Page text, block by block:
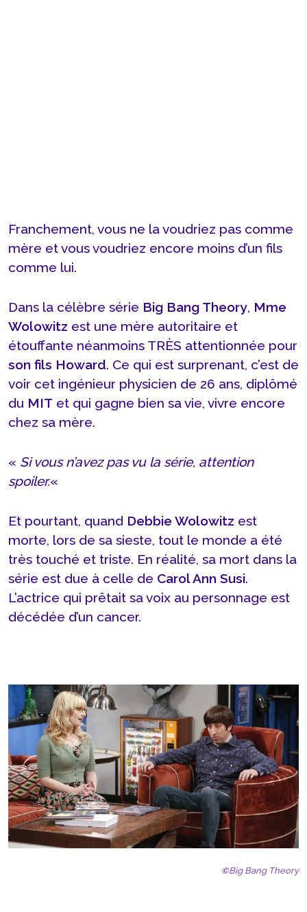
Franchement, vous ne la voudriez pas comme
mère et vous voudriez encore moins d’un fils
comme lui.
Dans la célèbre série Big Bang Theory, Mme
Wolowitz est une mère autoritaire et
étouffante néanmoins TRÈS attentionnée pour
son fils Howard. Ce qui est surprenant, c’est de
voir cet ingénieur physicien de 26 ans, diplômé
du MIT et qui gagne bien sa vie, vivre encore
chez sa mère.
« Si vous n’avez pas vu la série, attention
spoiler.«
Et pourtant, quand Debbie Wolowitz est
morte, lors de sa sieste, tout le monde a été
très touché et triste. En réalité, sa mort dans la
série est due à celle de Carol Ann Susi.
L’actrice qui prêtait sa voix au personnage est
décédée d’un cancer.
©Big Bang Theory